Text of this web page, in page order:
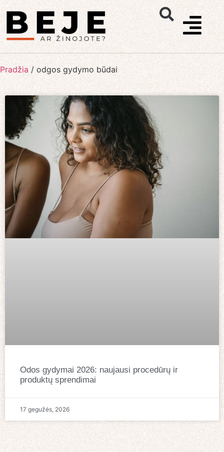
Pradžia / odgos gydymo būdai
Odos gydymai 2026: naujausi procedūrų ir
produktų sprendimai
17 gegužės, 2026